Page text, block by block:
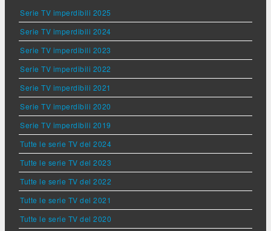
Serie TV imperdibili 2025
Serie TV imperdibili 2024
Serie TV imperdibili 2023
Serie TV imperdibili 2022
Serie TV imperdibili 2021
Serie TV imperdibili 2020
Serie TV imperdibili 2019
Tutte le serie TV del 2024
Tutte le serie TV del 2023
Tutte le serie TV del 2022
Tutte le serie TV del 2021
Tutte le serie TV del 2020